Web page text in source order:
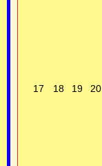
17 18 19 20